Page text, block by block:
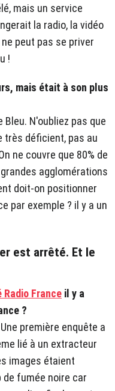
mais un service
la radio, la vidéo
peut pas se priver
!
mais était à son plus
Bleu. N'oubliez pas que
très déficient, pas au
ne couvre que 80% de
agglomérations
doit-on positionner
par exemple ? il y a un
est arrêté. Et le
France il y a
?
première enquête a
lié à un extracteur
images étaient
fumée noire car